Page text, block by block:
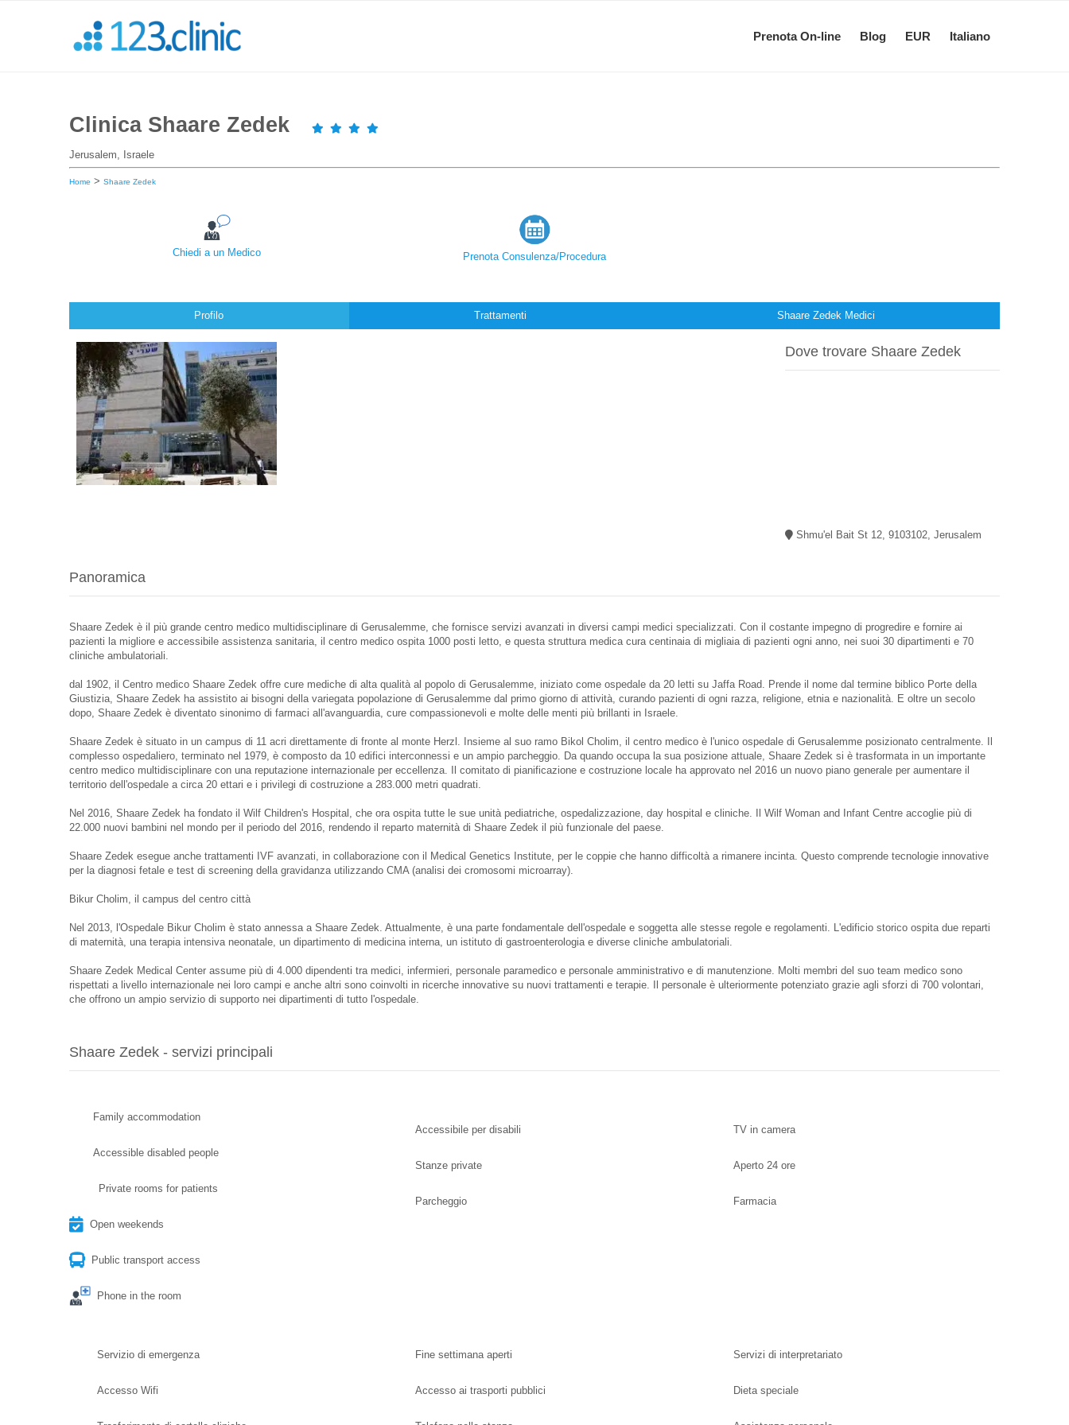
Prenota On-line Blog EUR Italiano
Clinica Shaare Zedek
Jerusalem, Israele
Home > Shaare Zedek
Chiedi a un Medico Prenota Consulenza/Procedura
Profilo
Dove trovare Shaare Zedek
Shmu'el Bait St 12, 9103102, Jerusalem
Panoramica
Shaare Zedek è il più grande centro medico multidisciplinare di Gerusalemme, che fornisce servizi avanzati in diversi campi medici specializzati. Con il costante impegno di progredire e fornire ai
pazienti la migliore e accessibile assistenza sanitaria, il centro medico ospita 1000 posti letto, e questa struttura medica cura centinaia di migliaia di pazienti ogni anno, nei suoi 30 dipartimenti e 70
cliniche ambulatoriali.
dal 1902, il Centro medico Shaare Zedek offre cure mediche di alta qualità al popolo di Gerusalemme, iniziato come ospedale da 20 letti su Jaffa Road. Prende il nome dal termine biblico Porte della
Giustizia, ​​Shaare Zedek ha assistito ai bisogni della variegata popolazione di Gerusalemme dal primo giorno di attività, curando pazienti di ogni razza, religione, etnia e nazionalità. E oltre un secolo
dopo, Shaare Zedek è diventato sinonimo di farmaci all'avanguardia, cure compassionevoli e molte delle menti più brillanti in Israele.
Shaare Zedek è situato in un campus di 11 acri direttamente di fronte al monte Herzl. Insieme al suo ramo Bikol Cholim, il centro medico è l'unico ospedale di Gerusalemme posizionato centralmente. Il
complesso ospedaliero, terminato nel 1979, è composto da 10 edifici interconnessi e un ampio parcheggio. Da quando occupa la sua posizione attuale, Shaare Zedek si è trasformata in un importante
centro medico multidisciplinare con una reputazione internazionale per eccellenza. Il comitato di pianificazione e costruzione locale ha approvato nel 2016 un nuovo piano generale per aumentare il
territorio dell'ospedale a circa 20 ettari e i privilegi di costruzione a 283.000 metri quadrati.
Nel 2016, Shaare Zedek ha fondato il Wilf Children's Hospital, che ora ospita tutte le sue unità pediatriche, ospedalizzazione, day hospital e cliniche. Il Wilf Woman and Infant Centre accoglie più di
22.000 nuovi bambini nel mondo per il periodo del 2016, rendendo il reparto maternità di Shaare Zedek il più funzionale del paese.
Shaare Zedek esegue anche trattamenti IVF avanzati, in collaborazione con il Medical Genetics Institute, per le coppie che hanno difficoltà a rimanere incinta. Questo comprende tecnologie innovative
per la diagnosi fetale e test di screening della gravidanza utilizzando CMA (analisi dei cromosomi microarray).
Bikur Cholim, il campus del centro città
Nel 2013, l'Ospedale Bikur Cholim è stato annessa a Shaare Zedek. Attualmente, è una parte fondamentale dell'ospedale e soggetta alle stesse regole e regolamenti. L'edificio storico ospita due reparti
di maternità, una terapia intensiva neonatale, un dipartimento di medicina interna, un istituto di gastroenterologia e diverse cliniche ambulatoriali.
Shaare Zedek Medical Center assume più di 4.000 dipendenti tra medici, infermieri, personale paramedico e personale amministrativo e di manutenzione. Molti membri del suo team medico sono
rispettati a livello internazionale nei loro campi e anche altri sono coinvolti in ricerche innovative su nuovi trattamenti e terapie. Il personale è ulteriormente potenziato grazie agli sforzi di 700 volontari,
che offrono un ampio servizio di supporto nei dipartimenti di tutto l'ospedale.
Shaare Zedek - servizi principali
Family accommodation
Accessible disabled people
Private rooms for patients
Open weekends
Public transport access
Phone in the room
Accessibile per disabili
Stanze private
Parcheggio
TV in camera
Aperto 24 ore
Farmacia
Servizio di emergenza
Accesso Wifi
Fine settimana aperti
Accesso ai trasporti pubblici
Servizi di interpretariato
Dieta speciale
Trattamenti Shaare Zedek Medici